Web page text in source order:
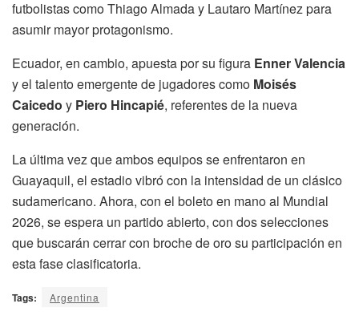
futbolistas como Thiago Almada y Lautaro Martínez para
asumir mayor protagonismo.
Ecuador, en cambio, apuesta por su figura Enner Valencia
y el talento emergente de jugadores como Moisés
Caicedo y Piero Hincapié, referentes de la nueva
generación.
La última vez que ambos equipos se enfrentaron en
Guayaquil, el estadio vibró con la intensidad de un clásico
sudamericano. Ahora, con el boleto en mano al Mundial
2026, se espera un partido abierto, con dos selecciones
que buscarán cerrar con broche de oro su participación en
esta fase clasificatoria.
Tags: Argentina